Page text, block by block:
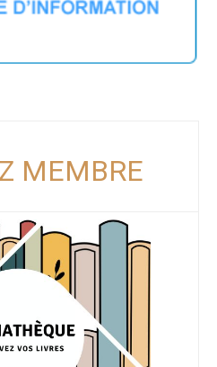
MEMBRE